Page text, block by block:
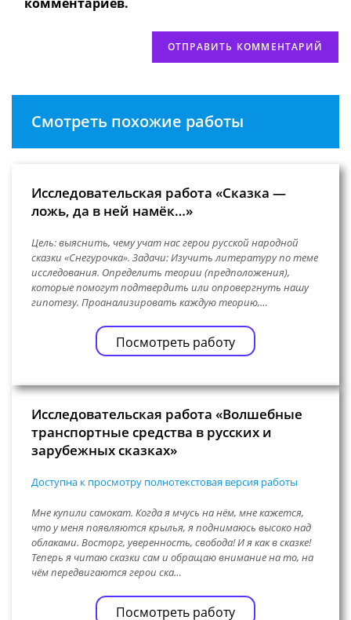
Смотреть похожие работы
Исследовательская работа «Сказка —
ложь, да в ней намёк…»
Цель: выяснить, чему учат нас герои русской народной
сказки «Снегурочка». Задачи: Изучить литературу по теме
исследования. Определить теории (предположения),
которые помогут подтвердить или опровергнуть нашу
гипотезу. Проанализировать каждую теорию,…
Посмотреть работу
Исследовательская работа «Волшебные
транспортные средства в русских и
зарубежных сказках»
Доступна к просмотру полнотекстовая версия работы
Мне купили самокат. Когда я мчусь на нём, мне кажется,
что у меня появляются крылья, я поднимаюсь высоко над
облаками. Восторг, уверенность, свобода! И я как в сказке!
Теперь я читаю сказки сам и обращаю внимание на то, на
чём передвигаются герои ска…
Посмотреть работу